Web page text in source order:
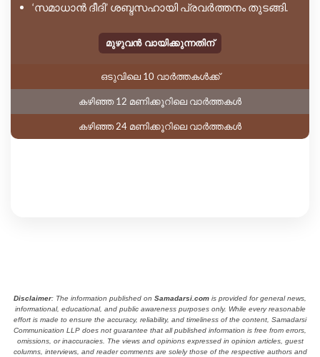
‘സമാധാൻ ദീദി’ ശബ്ദസഹായി പ്രവർത്തനം തുടങ്ങി.
മുഴുവൻ വായിക്കുന്നതിന്
ഒടുവിലെ 10 വാർത്തകൾക്ക്
കഴിഞ്ഞ 12 മണിക്കൂറിലെ വാർത്തകൾ
കഴിഞ്ഞ 24 മണിക്കൂറിലെ വാർത്തകൾ
Disclaimer: The information published on Samadarsi.com is provided for general news,
informational, educational, and public awareness purposes only. While every reasonable
effort is made to ensure the accuracy, reliability, and timeliness of the content, Samadarsi
Communication LLP does not guarantee that all published information is free from errors,
omissions, or inaccuracies. The views and opinions expressed in opinion articles, guest
columns, interviews, and reader comments are solely those of the respective authors and